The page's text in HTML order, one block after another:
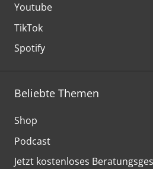
Youtube
TikTok
Spotify
Beliebte Themen
Shop
Podcast
Jetzt kostenloses